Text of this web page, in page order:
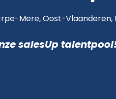
Mere,Oost-Vlaanderen,
salesUp